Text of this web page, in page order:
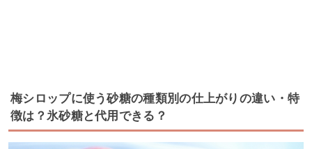
梅シロップに使う砂糖の種類別の仕上がりの違い・特
徴は？氷砂糖と代用できる？